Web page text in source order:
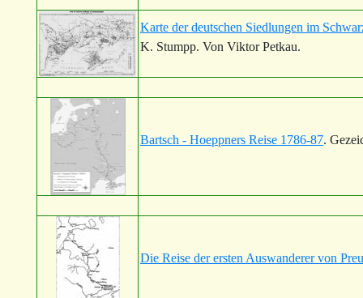
Karte der deutschen Siedlungen im
K. Stumpp. Von Viktor Petkau.
Bartsch - Hoeppners Reise 1786-87.
Die Reise der ersten Auswanderer von